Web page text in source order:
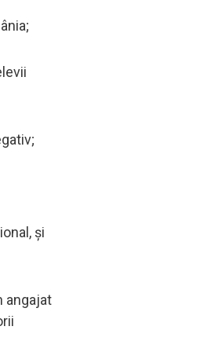
și
angajat